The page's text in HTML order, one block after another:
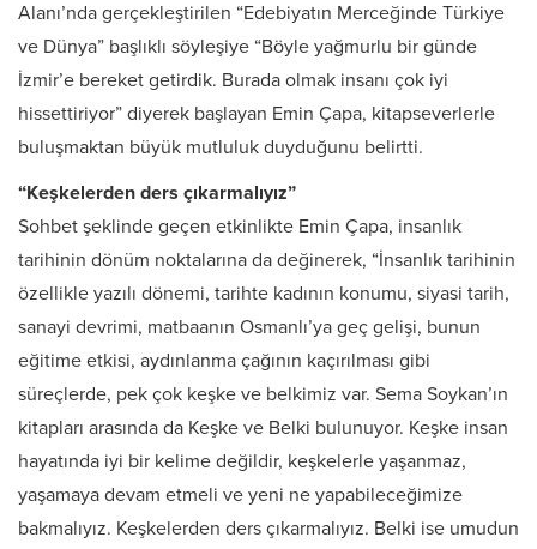
Alanı’nda gerçekleştirilen “Edebiyatın Merceğinde Türkiye
ve Dünya” başlıklı söyleşiye “Böyle yağmurlu bir günde
İzmir’e bereket getirdik. Burada olmak insanı çok iyi
hissettiriyor” diyerek başlayan Emin Çapa, kitapseverlerle
buluşmaktan büyük mutluluk duyduğunu belirtti.
“Keşkelerden ders çıkarmalıyız”
Sohbet şeklinde geçen etkinlikte Emin Çapa, insanlık
tarihinin dönüm noktalarına da değinerek, “İnsanlık tarihinin
özellikle yazılı dönemi, tarihte kadının konumu, siyasi tarih,
sanayi devrimi, matbaanın Osmanlı’ya geç gelişi, bunun
eğitime etkisi, aydınlanma çağının kaçırılması gibi
süreçlerde, pek çok keşke ve belkimiz var. Sema Soykan’ın
kitapları arasında da Keşke ve Belki bulunuyor. Keşke insan
hayatında iyi bir kelime değildir, keşkelerle yaşanmaz,
yaşamaya devam etmeli ve yeni ne yapabileceğimize
bakmalıyız. Keşkelerden ders çıkarmalıyız. Belki ise umudun